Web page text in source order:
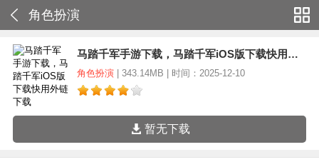
角色扮演
马踏千军手游下载，马踏千军iOS版下载快用外链下载
角色扮演| 343.14MB | 时间：2025-12-10
暂无下载